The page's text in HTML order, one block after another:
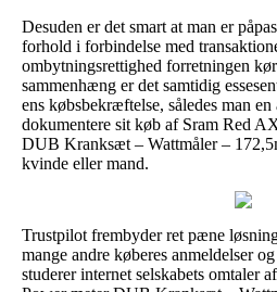
Desuden er det smart at man er
forhold i forbindelse med
ombytningsrettighed forretningen
sammenhæng er det samtidig
ens købsbekræftelse, således man en
dokumentere sit køb af Sram Red
DUB Kranksæt – Wattmåler –
kvinde eller mand.
Trustpilot frembyder ret pæne
mange andre køberes anmeldelser
studerer internet selskabets omtaler